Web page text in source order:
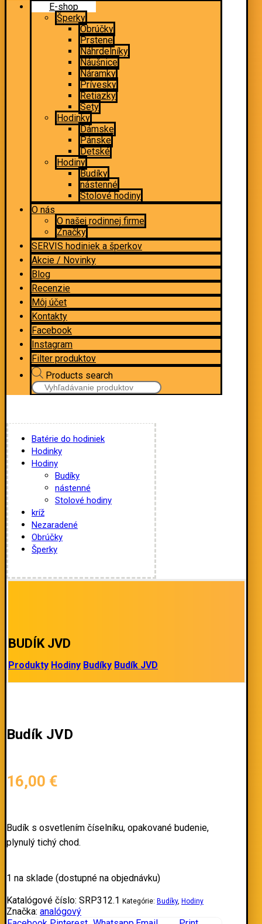
E-shop
Šperky
Obrúčky
Prstene
Náhrdelníky
Náušnice
Náramky
Prívesky
Retiazky
Sety
Hodinky
Dámske
Pánske
Detské
Hodiny
Budíky
nástenné
Stolové hodiny
O nás
O našej rodinnej firme
Značky
SERVIS hodiniek a šperkov
Akcie / Novinky
Blog
Recenzie
Môj účet
Kontakty
Facebook
Instagram
Filter produktov
Products search
Batérie do hodiniek
Hodinky
Hodiny
Budíky
nástenné
Stolové hodiny
kríž
Nezaradené
Obrúčky
Šperky
BUDÍK JVD
Produkty Hodiny Budíky Budík JVD
Budík JVD
16,00 €
Budík s osvetlením číselníku, opakované budenie,
plynulý tichý chod.
1 na sklade (dostupné na objednávku)
Katalógové číslo: SRP312.1 Kategórie: Budíky, Hodiny
Značka: analógový